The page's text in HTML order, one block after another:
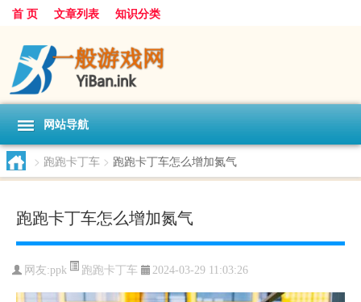
首 页 文章列表 知识分类
网站导航
> 跑跑卡丁车 > 跑跑卡丁车怎么增加氮气
跑跑卡丁车怎么增加氮气
网友:ppk 跑跑卡丁车 2024-03-29 11:03:26